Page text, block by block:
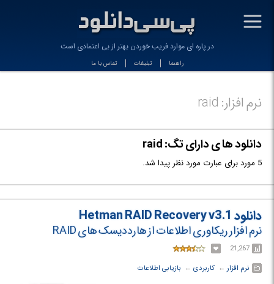
-
در پاره ای موارد فریب خوردن بهتر از بی اعتمادی است
راهنما تبلیغات تماس با ما
نرم افزار: raid
دانلود ها ی دارای تگ: raid
5 مورد برای عبارت مورد نظر پیدا شد.
دانلود Hetman RAID Recovery v3.1
نرم افزار ریکاوری اطلاعات از هارددیسک های RAID
21,267
نرم افزار ← ‏ کاربردی ← ‏ بازیابی اطلاعات